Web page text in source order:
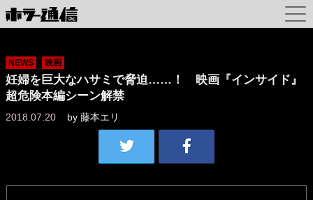
NEWS 映画
妊婦を巨大なハサミで脅迫……！ 映画『インサイド』
超危険本編シーン解禁
2018.07.20 by 藤本エリ